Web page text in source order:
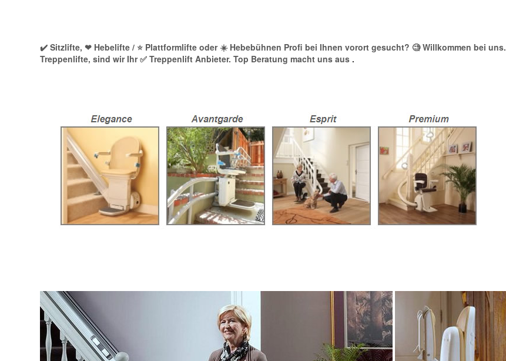
✔️ Sitzlifte, ❤ Hebelifte / ⭐ Plattformlifte oder ☀️ Hebebühnen Profi bei Ihnen vorort gesucht? 🧐 Willkommen bei uns.
Treppenlifte, sind wir Ihr ✅ Treppenlift Anbieter. Top Beratung macht uns aus .